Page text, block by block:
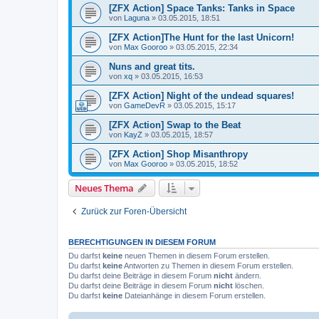
[ZFX Action] Space Tanks: Tanks in Space
von Laguna » 03.05.2015, 18:51
[ZFX Action]The Hunt for the last Unicorn!
von Max Gooroo » 03.05.2015, 22:34
Nuns and great tits.
von xq » 03.05.2015, 16:53
[ZFX Action] Night of the undead squares!
von GameDevR » 03.05.2015, 15:17
[ZFX Action] Swap to the Beat
von KayZ » 03.05.2015, 18:57
[ZFX Action] Shop Misanthropy
von Max Gooroo » 03.05.2015, 18:52
Neues Thema
Zurück zur Foren-Übersicht
BERECHTIGUNGEN IN DIESEM FORUM
Du darfst keine neuen Themen in diesem Forum erstellen.
Du darfst keineAntworten zu Themen in diesem Forum erstellen.
Du darfst deine Beiträge in diesem Forum nicht ändern.
Du darfst deine Beiträge in diesem Forum nicht löschen.
Du darfst keine Dateianhänge in diesem Forum erstellen.